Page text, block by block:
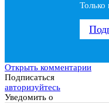
Только
Открыть комментарии
Подписаться
авторизуйтесь
Уведомить о